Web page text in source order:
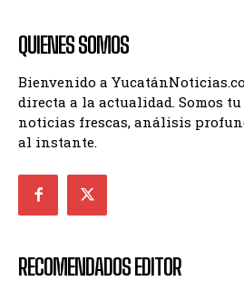
QUIENES SOMOS
Bienvenido a
directa a la actualidad. Somos
noticias frescas, análisis
al instante.
RECOMENDADOS EDITOR